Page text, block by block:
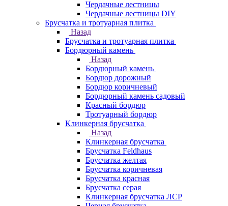
Чердачные лестницы
Чердачные лестницы DIY
Брусчатка и тротуарная плитка
Назад
Брусчатка и тротуарная плитка
Бордюрный камень
Назад
Бордюрный камень
Бордюр дорожный
Бордюр коричневый
Бордюрный камень садовый
Красный бордюр
Тротуарный бордюр
Клинкерная брусчатка
Назад
Клинкерная брусчатка
Брусчатка Feldhaus
Брусчатка желтая
Брусчатка коричневая
Брусчатка красная
Брусчатка серая
Клинкерная брусчатка ЛСР